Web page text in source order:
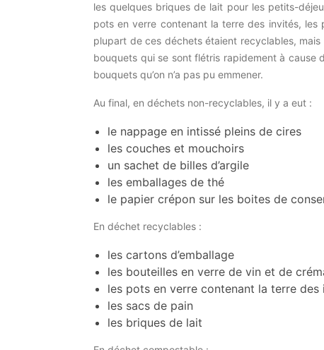
les quelques briques de lait pour les petits-
pots en verre contenant la terre des invités,
plupart de ces déchets étaient recyclables, mais
bouquets qui se sont flétris rapidement à cause
bouquets qu’on n’a pas pu emmener.
Au final, en déchets non-recyclables, il y a eut :
le nappage en intissé pleins de cires
les couches et mouchoirs
un sachet de billes d’argile
les emballages de thé
le papier crépon sur les boites de
En déchet recyclables :
les cartons d’emballage
les bouteilles en verre de vin et de
les pots en verre contenant la terre des
les sacs de pain
les briques de lait